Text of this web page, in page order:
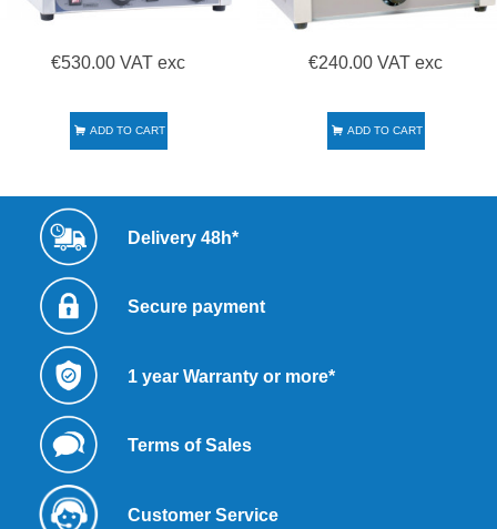
€530.00 VAT exc
ADD TO CART
€240.00 VAT exc
ADD TO CART
Delivery 48h*
Secure payment
1 year Warranty or more*
Terms of Sales
Customer Service